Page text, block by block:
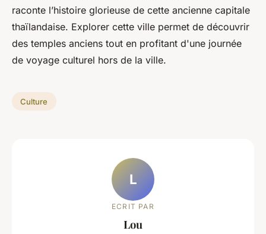
raconte l’histoire glorieuse de cette ancienne capitale
thaïlandaise. Explorer cette ville permet de découvrir
des temples anciens tout en profitant d'une journée
de voyage culturel hors de la ville.
Culture
L
ECRIT PAR
Lou